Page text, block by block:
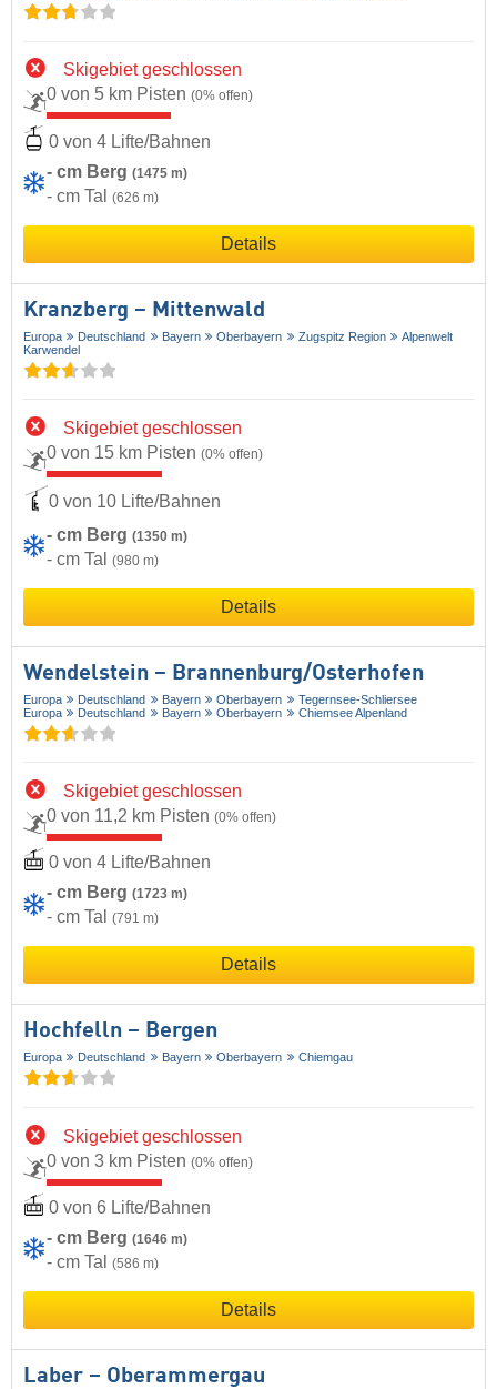
Skigebiet geschlossen
0 von 5 km Pisten (0% offen)
0 von 4 Lifte/Bahnen
- cm Berg (1475 m)
- cm Tal (626 m)
Details
Kranzberg – Mittenwald
Europa Deutschland Bayern Oberbayern Zugspitz Region
Alpenwelt
Karwendel
Skigebiet geschlossen
0 von 15 km Pisten (0% offen)
0 von 10 Lifte/Bahnen
- cm Berg (1350 m)
- cm Tal (980 m)
Details
Wendelstein – Brannenburg/​Osterhofen
Europa Deutschland Bayern Oberbayern
Tegernsee-Schliersee
Europa
Deutschland Bayern Oberbayern Chiemsee Alpenland
Skigebiet geschlossen
0 von 11,2 km Pisten (0% offen)
0 von 4 Lifte/Bahnen
- cm Berg (1723 m)
- cm Tal (791 m)
Details
Hochfelln – Bergen
Europa Deutschland Bayern Oberbayern Chiemgau
Skigebiet geschlossen
0 von 3 km Pisten (0% offen)
0 von 6 Lifte/Bahnen
- cm Berg (1646 m)
- cm Tal (586 m)
Details
Laber – Oberammergau